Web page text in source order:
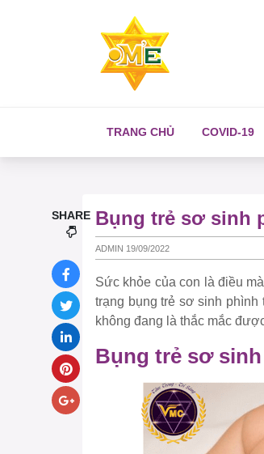
TRANG CHỦ COVID-19
Bụng trẻ sơ sinh
ADMIN 19/09/2022
Sức khỏe của con là điều
trạng bụng trẻ sơ sinh phình
không đang là thắc mắc
Bụng trẻ sơ
SHARE